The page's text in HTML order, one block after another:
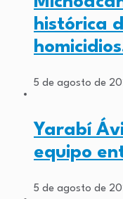
histórica
5 de agosto de
Yarabí
equipo
5 de agosto de